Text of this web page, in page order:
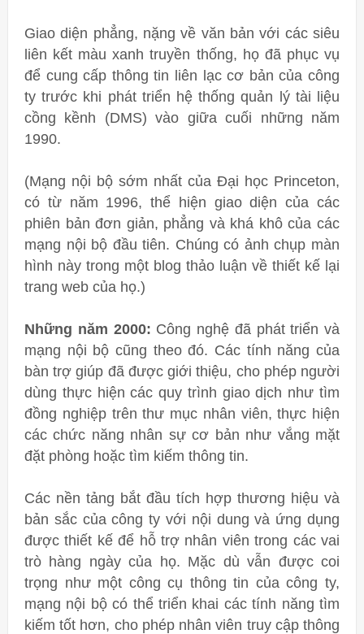
Giao diện phẳng, nặng về văn bản với các siêu
liên kết màu xanh truyền thống, họ đã phục vụ
để cung cấp thông tin liên lạc cơ bản của công
ty trước khi phát triển hệ thống quản lý tài liệu
cồng kềnh (DMS) vào giữa cuối những năm
1990.
(Mạng nội bộ sớm nhất của Đại học Princeton,
có từ năm 1996, thể hiện giao diện của các
phiên bản đơn giản, phẳng và khá khô của các
mạng nội bộ đầu tiên. Chúng có ảnh chụp màn
hình này trong một blog thảo luận về thiết kế lại
trang web của họ.)
Những năm 2000: Công nghệ đã phát triển và
mạng nội bộ cũng theo đó. Các tính năng của
bàn trợ giúp đã được giới thiệu, cho phép người
dùng thực hiện các quy trình giao dịch như tìm
đồng nghiệp trên thư mục nhân viên, thực hiện
các chức năng nhân sự cơ bản như vắng mặt
đặt phòng hoặc tìm kiếm thông tin.
Các nền tảng bắt đầu tích hợp thương hiệu và
bản sắc của công ty với nội dung và ứng dụng
được thiết kế để hỗ trợ nhân viên trong các vai
trò hàng ngày của họ. Mặc dù vẫn được coi
trọng như một công cụ thông tin của công ty,
mạng nội bộ có thể triển khai các tính năng tìm
kiếm tốt hơn, cho phép nhân viên truy cập thông